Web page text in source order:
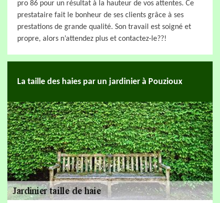
pro 86 pour un résultat à la hauteur de vos attentes. Ce
prestataire fait le bonheur de ses clients grâce à ses
prestations de grande qualité. Son travail est soigné et
propre, alors n’attendez plus et contactez-le??!
La taille des haies par un jardinier à Pouzioux